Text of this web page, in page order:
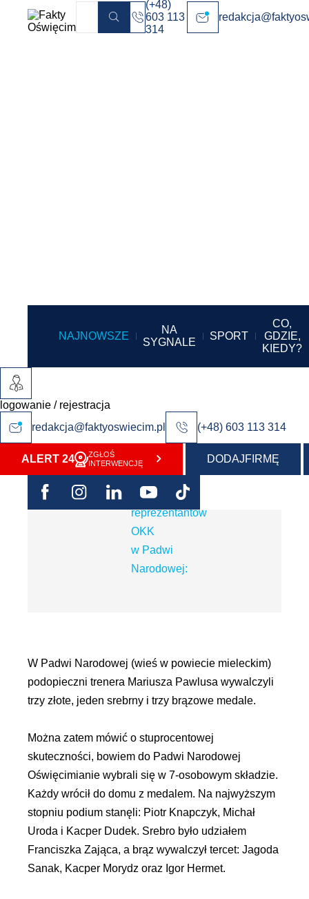
Szukaj
(+48)
603 113
314
NAJNOWSZE
NA
SYGNALE
SPORT
CO,
GDZIE,
KIEDY?
logowanie / rejestracja
redakcja@faktyoswiecim.pl
(+48) 603 113 314
ALERT 24
ZGŁOŚ
INTERWENCJĘ
DODAJFIRMĘ
FacebookInstagramLinkedInYouTubeTikTok
Reprezentanci Oświęcimskiego Klubu Karate
zamknęli sezon startem w mistrzostwach
Spis
treści
Wyniki
reprezentantów
OKK
w Padwi
Narodowej:
W Padwi Narodowej (wieś w powiecie mieleckim)
podopieczni trenera Mariusza Pawlusa wywalczyli
trzy złote, jeden srebrny i trzy brązowe medale.
Można zatem mówić o stuprocentowej
skuteczności, bowiem do Padwi Narodowej
Oświęcimianie wybrali się w 7-osobowym składzie.
Każdy wrócił do domu z medalem. Na najwyższym
stopniu podium stanęli: Piotr Knapczyk, Michał
Uroda i Kacper Dudek. Srebro było udziałem
Franciszka Zająca, a brąz wywalczył tercet: Jagoda
Sanak, Kacper Morydz oraz Igor Hermet.